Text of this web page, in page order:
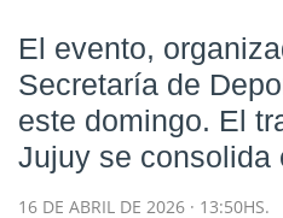
El evento,
Secretaría de
este domingo. El
Jujuy se consolida
16 DE ABRIL DE 2026 · 13:50HS.